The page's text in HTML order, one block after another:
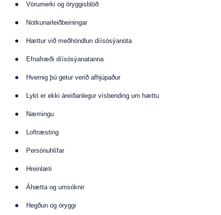
Vörumerki og öryggisblöð
Notkunarleiðbeiningar
Hættur við meðhöndlun díísósýanöta
Efnafræði díísósýanatanna
Hvernig þú getur verið afhjúpaður
Lykt er ekki áreiðanlegur vísbending um hættu
Næmingu
Loftræsting
Persónuhlífar
Hreinlæti
Áhætta og umsóknir
Hegðun og öryggi